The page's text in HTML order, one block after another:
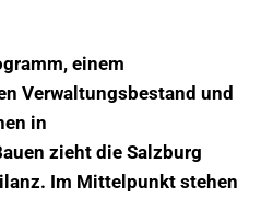
einem
Verwaltungsbestand und
in
zieht die Salzburg
Im Mittelpunkt stehen